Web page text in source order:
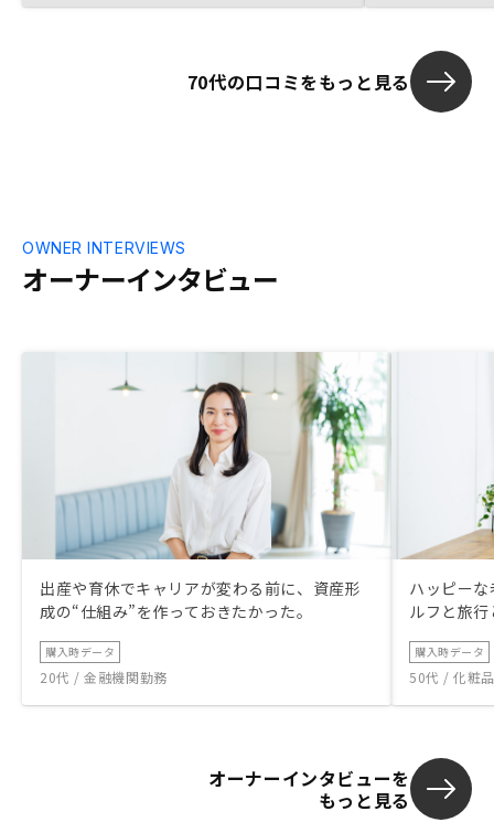
できるでしょ
です。
70代の口コミをもっと見る
オーナーインタビュー
OWNER INTERVIEWS
出産や育休でキャリアが変わる前に、資産形
成の“仕組み”を作っておきたかった。
購入時データ
20代 / 金融機関勤務
ハッピー
ルフと旅
購入時データ
50代 / 化粧
オーナーインタビューを
もっと見る